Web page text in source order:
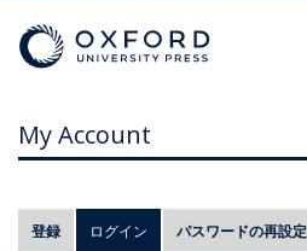
My Account
プ
登録 ログイン (アクティブなタブ)
パスワードの再設定